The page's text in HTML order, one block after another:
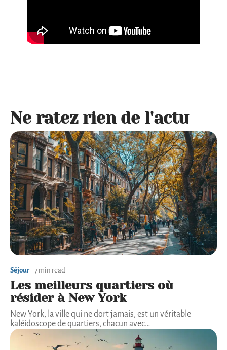
Ne ratez rien de l'actu
Séjour 7 min read
Les meilleurs quartiers où
résider à New York
New York, la ville qui ne dort jamais, est un véritable
kaléidoscope de quartiers, chacun avec…